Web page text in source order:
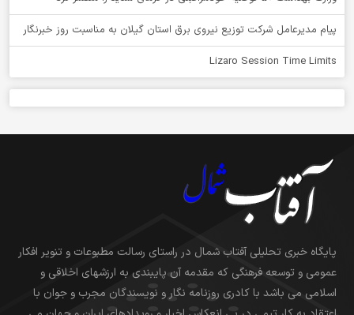
پیام مدیرعامل شركت توزیع نیروی برق استان گیلان به مناسبت روز خبرنگار ‌
Lizaro Session Time Limits
پایگاه خبری تحلیلی آفتاب شمال در راستای رسالت مطبوعات و تنویر افکار
عمومی و توسعه فرهنگی که مقدمه آن پایبندی به ارزشهای اخلاقی و
اسلامی می باشد با کادری روزنامه نگار و نویسندگان مجرب و جوان با